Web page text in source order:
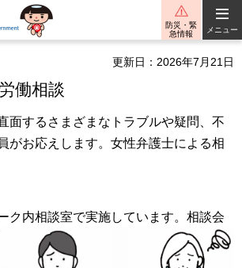
防災・緊
急情報
メニュー
更新日：2026年7月21日
働相談
面するさまざまなトラブルや疑問、不
がお応えします。女性弁護士による相
ク内相談室で実施しています。相談会